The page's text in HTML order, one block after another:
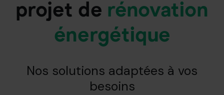
projet de rénovation
énergétique
Nos solutions adaptées à vos
besoins